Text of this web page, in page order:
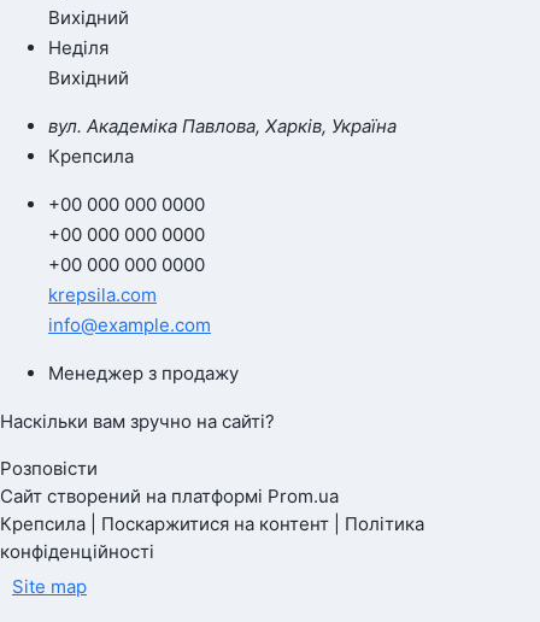
Вихідний
Неділя
Вихідний
вул. Академіка Павлова, Харків, Україна
Крепсила
+00 000 000 0000
+00 000 000 0000
+00 000 000 0000
krepsila.com
info@example.com
Менеджер з продажу
Наскільки вам зручно на сайті?
Розповісти
Сайт створений на платформі Prom.ua
Крепсила | Поскаржитися на контент | Політика
конфіденційності
Site map